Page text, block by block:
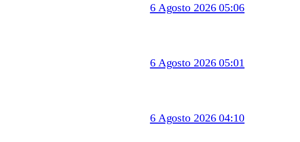
6 Agosto 2026 05:06
6 Agosto 2026 05:01
6 Agosto 2026 04:10